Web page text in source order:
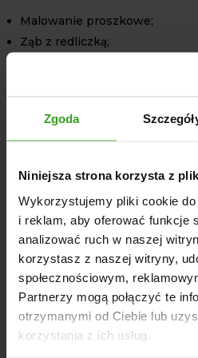
Zgoda
Niniejsza strona korzysta z
Wykorzystujemy pliki cookie
i reklam, aby oferować funkcje
analizować ruch w naszej
korzystasz z naszej witryny,
społecznościowym,
Partnerzy mogą połączyć te
otrzymanymi od Ciebie lub
korzystania z ich usług.
Malowanie proszkowe;
Ząb z redliczką;
Spulchniacze śladów z
Cztery rzędy zębów 32 x 10;
Dwa rzędy wałów krusząco-
WYPOSAŻENIE
ZA OPŁATĄ
Ząb wzmacniany z redliczką
Ząb wzmacniany z
Gęsiostopka – precyzyjnie
chwasty.
Oświetlenie – zwiększa
pracę po zmroku.